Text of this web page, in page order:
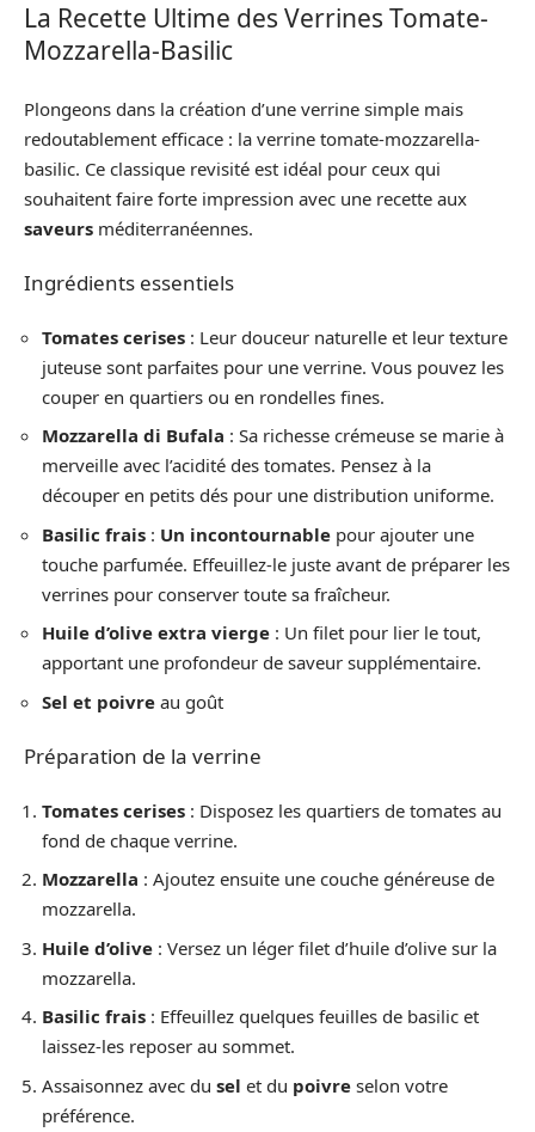
La Recette Ultime des Verrines Tomate-
Mozzarella-Basilic
Plongeons dans la création d’une verrine simple mais
redoutablement efficace : la verrine tomate-mozzarella-
basilic. Ce classique revisité est idéal pour ceux qui
souhaitent faire forte impression avec une recette aux
saveurs méditerranéennes.
Ingrédients essentiels
Tomates cerises : Leur douceur naturelle et leur texture
juteuse sont parfaites pour une verrine. Vous pouvez les
couper en quartiers ou en rondelles fines.
Mozzarella di Bufala : Sa richesse crémeuse se marie à
merveille avec l’acidité des tomates. Pensez à la
découper en petits dés pour une distribution uniforme.
Basilic frais : Un incontournable pour ajouter une
touche parfumée. Effeuillez-le juste avant de préparer les
verrines pour conserver toute sa fraîcheur.
Huile d’olive extra vierge : Un filet pour lier le tout,
apportant une profondeur de saveur supplémentaire.
Sel et poivre au goût
Préparation de la verrine
Tomates cerises : Disposez les quartiers de tomates au
fond de chaque verrine.
Mozzarella : Ajoutez ensuite une couche généreuse de
mozzarella.
Huile d’olive : Versez un léger filet d’huile d’olive sur la
mozzarella.
Basilic frais : Effeuillez quelques feuilles de basilic et
laissez-les reposer au sommet.
Assaisonnez avec du sel et du poivre selon votre
préférence.